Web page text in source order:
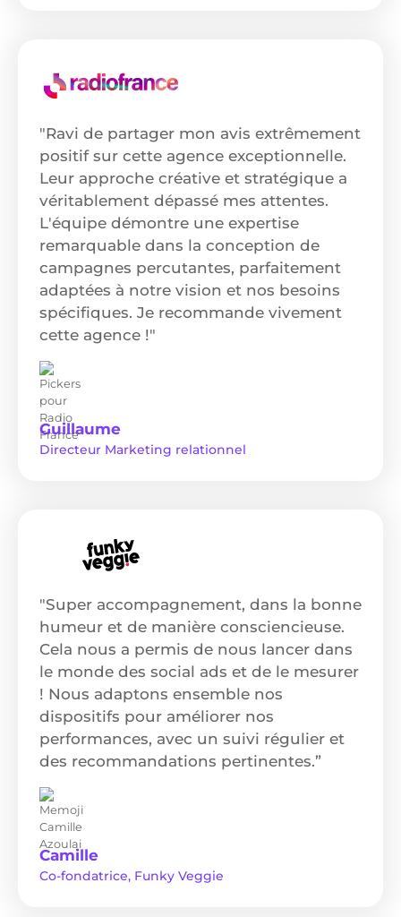
"Ravi de partager mon avis extrêmement
positif sur cette agence exceptionnelle.
Leur approche créative et stratégique a
véritablement dépassé mes attentes.
L'équipe démontre une expertise
remarquable dans la conception de
campagnes percutantes, parfaitement
adaptées à notre vision et nos besoins
spécifiques. Je recommande vivement
cette agence !"
Guillaume
Directeur Marketing relationnel
"Super accompagnement, dans la bonne
humeur et de manière consciencieuse.
Cela nous a permis de nous lancer dans
le monde des social ads et de le mesurer
! Nous adaptons ensemble nos
dispositifs pour améliorer nos
performances, avec un suivi régulier et
des recommandations pertinentes.”
Camille
Co-fondatrice, Funky Veggie